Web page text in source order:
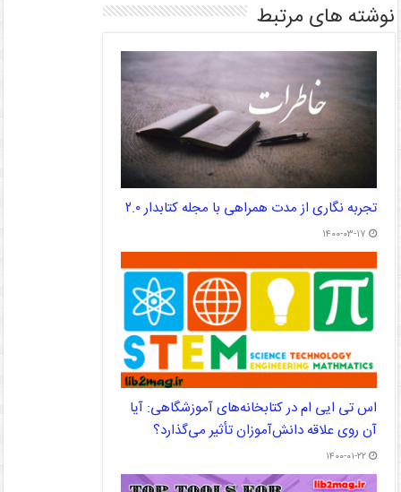
نوشته های مرتبط
تجربه نگاری از مدت همراهی با مجله کتابدار ۲.۰
۱۴۰۰-۰۳-۱۷
اس تی ایی ام در کتابخانه‌های آموزشگاهی: آیا
آن روی علاقه دانش‌‌آموزان تأثیر می‌‌گذارد؟
۱۴۰۰-۰۱-۲۲